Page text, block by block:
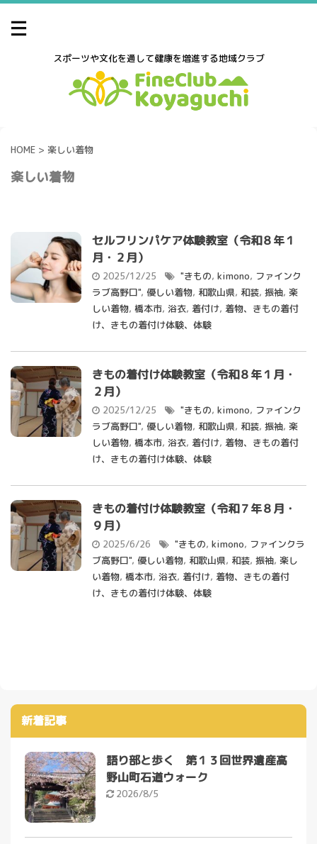
スポーツや文化を通して健康を増進する地域クラブ
HOME > 楽しい着物
楽しい着物
セルフリンパケア体験教室（令和８年１
月・２月）
2025/12/25 "きもの, kimono, ファインク
ラブ高野口", 優しい着物, 和歌山県, 和装, 振袖, 楽
しい着物, 橋本市, 浴衣, 着付け, 着物、きもの着付
け、きもの着付け体験、体験
きもの着付け体験教室（令和８年１月・
２月）
2025/12/25 "きもの, kimono, ファインク
ラブ高野口", 優しい着物, 和歌山県, 和装, 振袖, 楽
しい着物, 橋本市, 浴衣, 着付け, 着物、きもの着付
け、きもの着付け体験、体験
きもの着付け体験教室（令和７年８月・
９月）
2025/6/26 "きもの, kimono, ファインクラ
ブ高野口", 優しい着物, 和歌山県, 和装, 振袖, 楽し
い着物, 橋本市, 浴衣, 着付け, 着物、きもの着付
け、きもの着付け体験、体験
新着記事
語り部と歩く 第１３回世界遺産高
野山町石道ウォーク
2026/8/5